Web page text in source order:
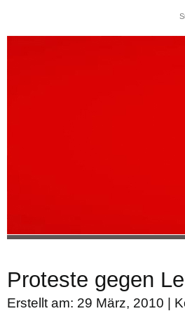
Proteste gegen
Erstellt am: 29 März, 2010 |